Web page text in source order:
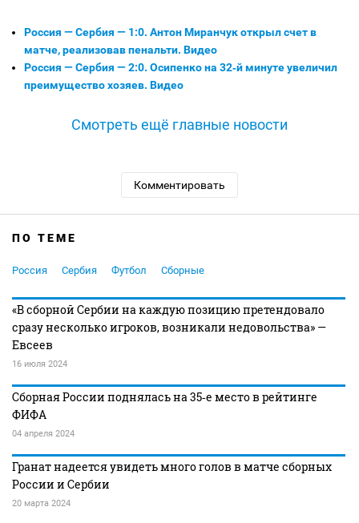
Россия — Сербия — 1:0. Антон Миранчук открыл счет в
матче, реализовав пенальти. Видео
Россия — Сербия — 2:0. Осипенко на 32‑й минуте увеличил
преимущество хозяев. Видео
Смотреть ещё главные новости
Комментировать
ПО ТЕМЕ
Россия Сербия Футбол Сборные
«В сборной Сербии на каждую позицию претендовало
сразу несколько игроков, возникали недовольства» —
Евсеев
16 июля 2024
Сборная России поднялась на 35‑е место в рейтинге
ФИФА
04 апреля 2024
Гранат надеется увидеть много голов в матче сборных
России и Сербии
20 марта 2024